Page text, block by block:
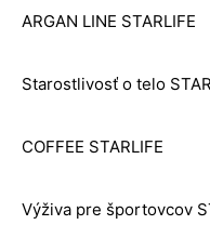
ARGAN LINE STARLIFE
Starostlivosť o telo
COFFEE STARLIFE
Výživa pre športovcov